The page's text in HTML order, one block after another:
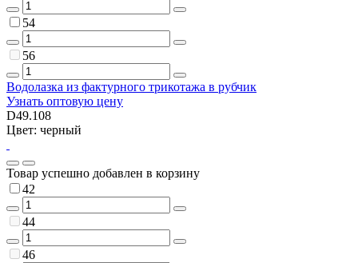
54
56
Водолазка из фактурного трикотажа в рубчик
Узнать оптовую цену
D49.108
Цвет: черный
Товар успешно добавлен в корзину
42
44
46